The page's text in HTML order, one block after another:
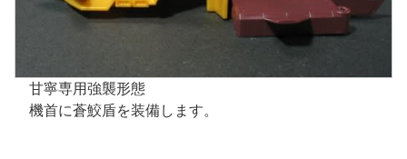
甘寧専用強襲形態
機首に蒼鮫盾を装備します。